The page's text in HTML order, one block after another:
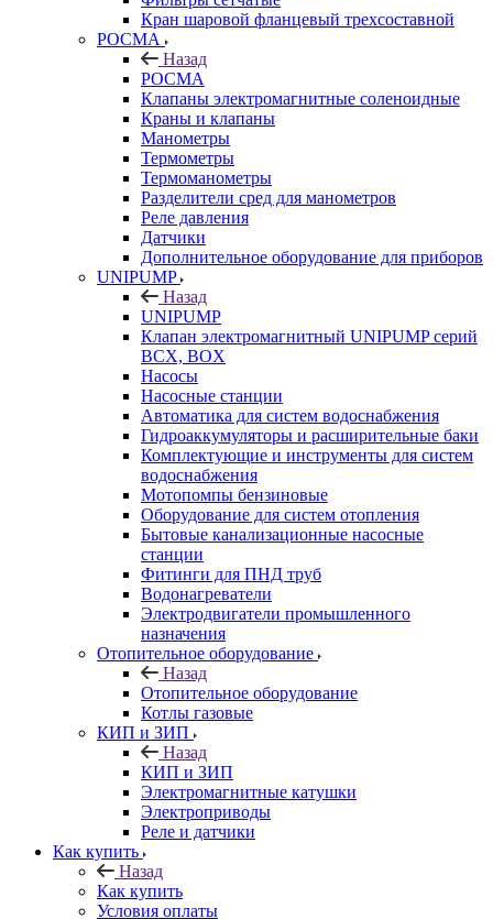
Кран шаровой фланцевый трехсоставной
РОСМА
Назад
РОСМА
Клапаны электромагнитные соленоидные
Краны и клапаны
Манометры
Термометры
Термоманометры
Разделители сред для манометров
Реле давления
Датчики
Дополнительное оборудование для приборов
UNIPUMP
Назад
UNIPUMP
Клапан электромагнитный UNIPUMP серий
BCX, BOX
Насосы
Насосные станции
Автоматика для систем водоснабжения
Гидроаккумуляторы и расширительные баки
Комплектующие и инструменты для систем
водоснабжения
Мотопомпы бензиновые
Оборудование для систем отопления
Бытовые канализационные насосные
станции
Фитинги для ПНД труб
Водонагреватели
Электродвигатели промышленного
назначения
Отопительное оборудование
Назад
Отопительное оборудование
Котлы газовые
КИП и ЗИП
Назад
КИП и ЗИП
Электромагнитные катушки
Электроприводы
Реле и датчики
Как купить
Назад
Как купить
Условия оплаты